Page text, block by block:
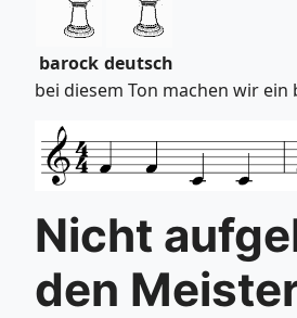
barock deutsch
bei diesem Ton machen wir
Nicht
den